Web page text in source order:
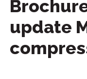
update